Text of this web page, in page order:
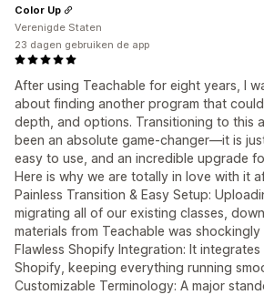
After using Teachable for eight years, I
about finding another program that
depth, and options. Transitioning to this
been an absolute game-changer—it is
easy to use, and an incredible upgrade
Here is why we are totally in love with it
Painless Transition & Easy Setup:
migrating all of our existing classes,
materials from Teachable was shockingly
Flawless Shopify Integration: It integrates
Shopify, keeping everything running
Customizable Terminology: A major
Color Up
Verenigde Staten
23 dagen gebruiken de app